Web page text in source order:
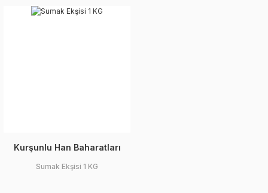
Kurşunlu Han Baharatları
Sumak Ekşisi 1 KG